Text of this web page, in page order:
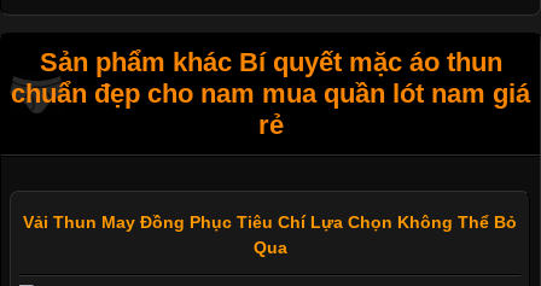
Sản phẩm khác Bí quyết mặc áo thun
chuẩn đẹp cho nam mua quần lót nam giá
rẻ
Vải Thun May Đồng Phục Tiêu Chí Lựa Chọn Không Thể Bỏ
Qua